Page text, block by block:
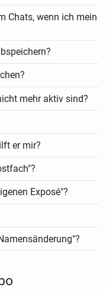
Chats, wenn ich mein
mehr aktiv sind?
er mir?
Exposé"?